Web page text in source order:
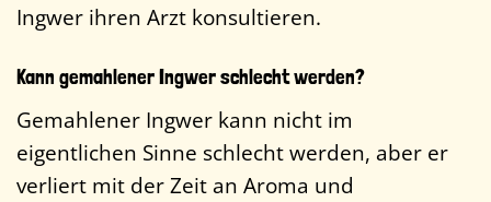
Ingwer ihren Arzt konsultieren.
Kann gemahlener Ingwer schlecht werden?
Gemahlener Ingwer kann nicht im
eigentlichen Sinne schlecht werden, aber er
verliert mit der Zeit an Aroma und